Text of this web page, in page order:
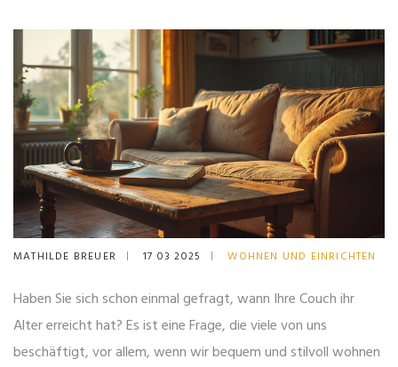
MATHILDE BREUER 17 03 2025 WOHNEN UND EINRICHTEN
Haben Sie sich schon einmal gefragt, wann Ihre Couch ihr
Alter erreicht hat? Es ist eine Frage, die viele von uns
beschäftigt, vor allem, wenn wir bequem und stilvoll wohnen